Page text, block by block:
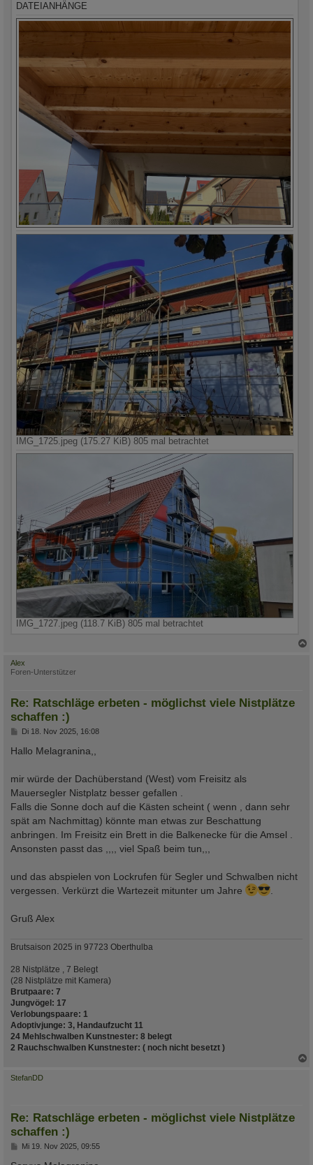
DATEIANHÄNGE
IMG_1725.jpeg (175.27 KiB) 805 mal betrachtet
IMG_1727.jpeg (118.7 KiB) 805 mal betrachtet
Alex
Foren-Unterstützer
Re: Ratschläge erbeten - möglichst viele Nistplätze
schaffen :)
B
i
a
g
Di 18. Nov 2025, 16:08
Hallo Melagranina,,
mir würde der Dachüberstand (West) vom Freisitz als
Mauersegler Nistplatz besser gefallen .
Falls die Sonne doch auf die Kästen scheint ( wenn , dann sehr
spät am Nachmittag) könnte man etwas zur Beschattung
anbringen. Im Freisitz ein Brett in die Balkenecke für die Amsel .
Ansonsten passt das ,,,, viel Spaß beim tun,,,
und das abspielen von Lockrufen für Segler und Schwalben nicht
vergessen. Verkürzt die Wartezeit mitunter um Jahre
.
Gruß Alex
Brutsaison 2025 in 97723 Oberthulba
28 Nistplätze , 7 Belegt
(28 Nistplätze mit Kamera)
Brutpaare: 7
Jungvögel: 17
Verlobungspaare: 1
Adoptivjunge: 3, Handaufzucht 11
24 Mehlschwalben Kunstnester: 8 belegt
2 Rauchschwalben Kunstnester: ( noch nicht besetzt )
StefanDD
Re: Ratschläge erbeten - möglichst viele Nistplätze
schaffen :)
BMi 19. Nov 2025, 09:55